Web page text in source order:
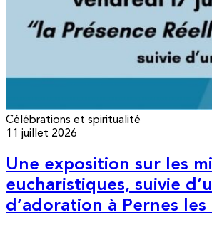
Célébrations et spiritualité
11 juillet 2026
Une exposition sur les
eucharistiques, suivie
d’adoration à Pernes les